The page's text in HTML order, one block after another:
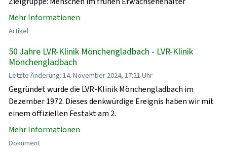
Mehr Informationen
Artikel
50 Jahre LVR-Klinik Mönchengladbach - LVR-Klinik
Mönchengladbach
Letzte Änderung: 14. November 2024, 17:21 Uhr
Gegründet wurde die LVR-Klinik Mönchengladbach im
Dezember 1972. Dieses denkwürdige Ereignis haben wir mit
einem offiziellen Festakt am 2.
Mehr Informationen
Dokument